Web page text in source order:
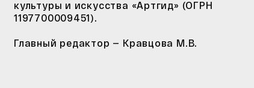
культуры и искусства «Артгид» (ОГРН
1197700009451).
Главный редактор — Кравцова М.В.